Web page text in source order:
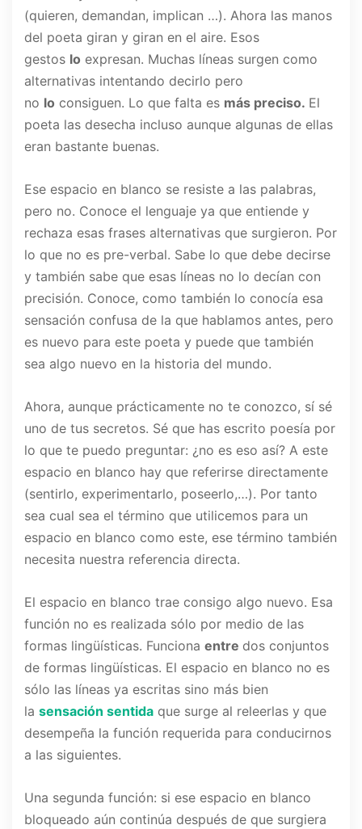
(quieren, demandan, implican …). Ahora las manos
del poeta giran y giran en el aire. Esos
gestos lo expresan. Muchas líneas surgen como
alternativas intentando decirlo pero
no lo consiguen. Lo que falta es más preciso. El
poeta las desecha incluso aunque algunas de ellas
eran bastante buenas.
Ese espacio en blanco se resiste a las palabras,
pero no. Conoce el lenguaje ya que entiende y
rechaza esas frases alternativas que surgieron. Por
lo que no es pre-verbal. Sabe lo que debe decirse
y también sabe que esas líneas no lo decían con
precisión. Conoce, como también lo conocía esa
sensación confusa de la que hablamos antes, pero
es nuevo para este poeta y puede que también
sea algo nuevo en la historia del mundo.
Ahora, aunque prácticamente no te conozco, sí sé
uno de tus secretos. Sé que has escrito poesía por
lo que te puedo preguntar: ¿no es eso así? A este
espacio en blanco hay que referirse directamente
(sentirlo, experimentarlo, poseerlo,…). Por tanto
sea cual sea el término que utilicemos para un
espacio en blanco como este, ese término también
necesita nuestra referencia directa.
El espacio en blanco trae consigo algo nuevo. Esa
función no es realizada sólo por medio de las
formas lingüísticas. Funciona entre dos conjuntos
de formas lingüísticas. El espacio en blanco no es
sólo las líneas ya escritas sino más bien
la sensación sentida que surge al releerlas y que
desempeña la función requerida para conducirnos
a las siguientes.
Una segunda función: si ese espacio en blanco
bloqueado aún continúa después de que surgiera